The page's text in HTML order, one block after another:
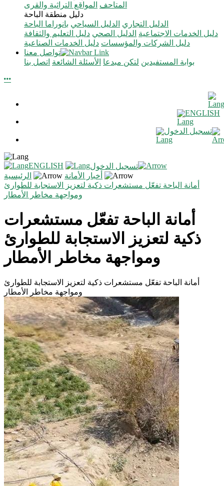
المواقع التراثية والقرى المتاحف
دليل منطقة الباحة
بانوراما الباحة الدليل السياحي الدليل التجاري
دليل التعليم والثقافة الدليل الصحي دليل الخدمات الاجتماعية
دليل الخدمات الصناعية دليل الشركات والمؤسسات
تواصل معنا
اتصل بنا الأسئلة الشائعة لتكن مبدعا بوابة المستفيدين
ENGLISH
تسجيل الدخول
ENGLISH
تسجيل الدخول
الرئيسية
أخبار الأمانة
أمانة الباحة تفعّل مستشعرات ذكية لتعزيز الاستجابة للطوارئ
ومواجهة مخاطر الأمطار
أمانة الباحة تفعّل مستشعرات
ذكية لتعزيز الاستجابة للطوارئ
ومواجهة مخاطر الأمطار
أمانة الباحة تفعّل مستشعرات ذكية لتعزيز الاستجابة للطوارئ
ومواجهة مخاطر الأمطار